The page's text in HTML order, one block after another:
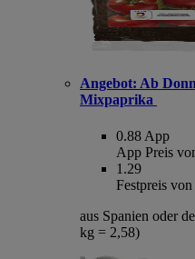
Angebot: Ab
Mixpaprika
0.88 App
App Preis
1.29
Festpreis
aus Spanien oder
kg = 2,58)